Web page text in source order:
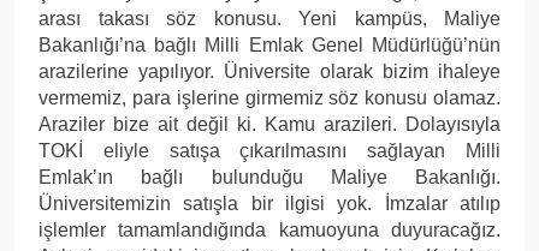
arası takası söz konusu. Yeni kampüs, Maliye
Bakanlığı’na bağlı Milli Emlak Genel Müdürlüğü’nün
arazilerine yapılıyor. Üniversite olarak bizim ihaleye
vermemiz, para işlerine girmemiz söz konusu olamaz.
Araziler bize ait değil ki. Kamu arazileri. Dolayısıyla
TOKİ eliyle satışa çıkarılmasını sağlayan Milli
Emlak’ın bağlı bulunduğu Maliye Bakanlığı.
Üniversitemizin satışla bir ilgisi yok. İmzalar atılıp
işlemler tamamlandığında kamuoyuna duyuracağız.